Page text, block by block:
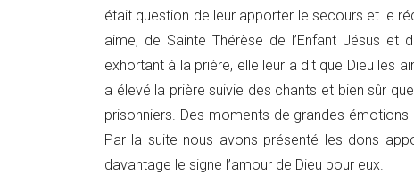
était question de leur apporter le secours et le
aime, de Sainte Thérèse de l’Enfant Jésus
exhortant à la prière, elle leur a dit que Dieu les
a élevé la prière suivie des chants et bien sûr
prisonniers. Des moments de grandes
Par la suite nous avons présenté les dons
davantage le signe l’amour de Dieu pour eux.